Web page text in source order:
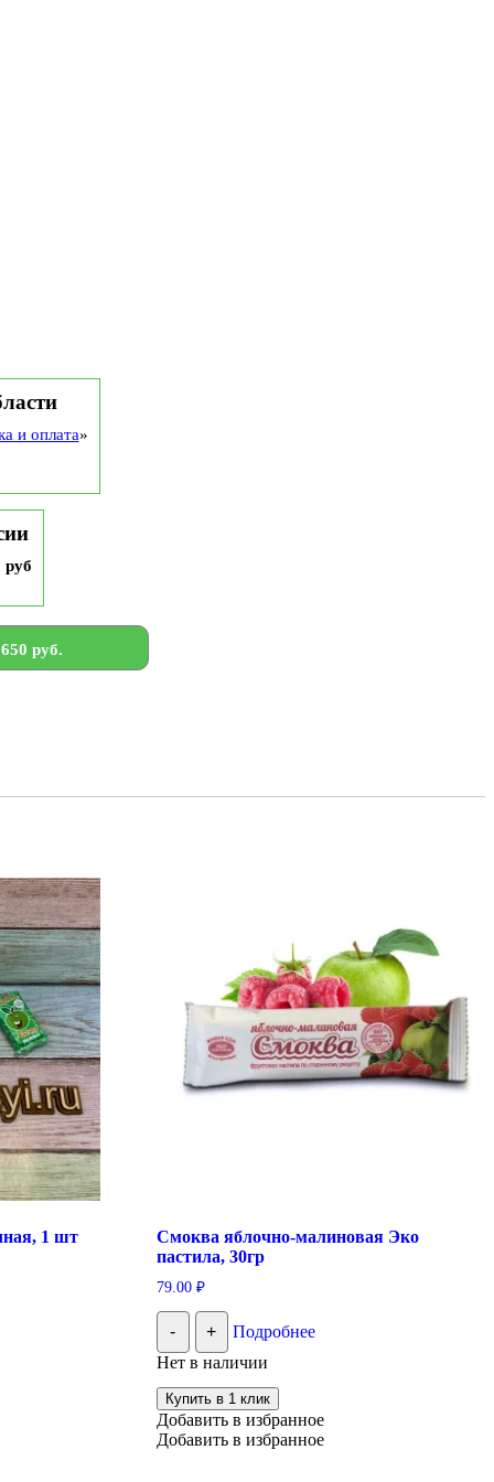
и оплата»
руб
руб.
1 шт
Смоква яблочно-малиновая Эко
пастила, 30гр
79.00 ₽
- +
Подробнее
Нет в наличии
Купить в 1 клик
Добавить в избранное
Добавить в избранное